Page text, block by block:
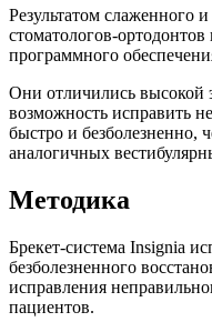
Результатом слаженного
стоматологов-
программного
Они отличились высокой
возможность исправить
быстро и безболезненно,
аналогичных
Методика
Брекет-система Insignia
безболезненного
исправления
пациентов.